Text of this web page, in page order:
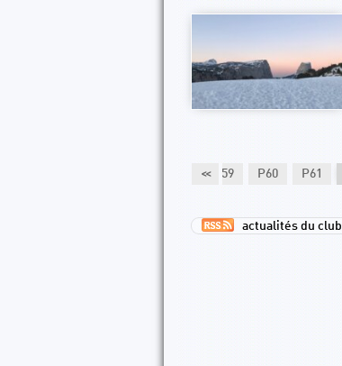
<< P59 P60 P61
actualités du club